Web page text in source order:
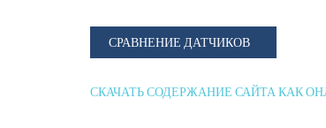
СРАВНЕНИЕ ДАТЧИКОВ
СКАЧАТЬ СОДЕРЖАНИЕ САЙТА КАК